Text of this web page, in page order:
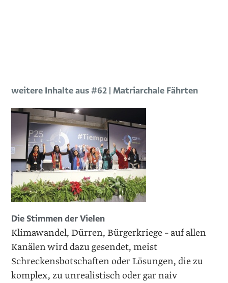
weitere Inhalte aus #62 | Matriarchale Fährten
Die Stimmen der Vielen
Klimawandel, Dürren, Bürgerkriege – auf allen
Kanälen wird dazu gesendet, meist
Schreckensbotschaften oder Lösungen, die zu
komplex, zu unrealistisch oder gar naiv